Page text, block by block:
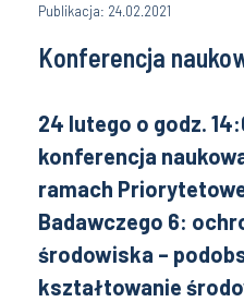
Publikacja: 24.02.2021
Konferencja
24 lutego o godz.
konferencja
ramach
Badawczego 6:
środowiska –
kształtowanie